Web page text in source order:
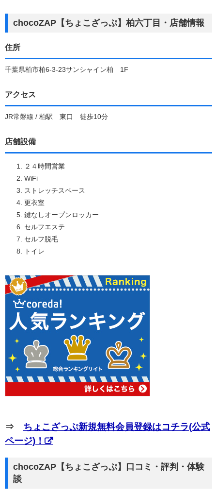
chocoZAP【ちょこざっぷ】柏六丁目・店舗情報
住所
千葉県柏市柏6-3-23サンシャイン柏 1F
アクセス
JR常磐線 / 柏駅 東口 徒歩10分
店舗設備
２４時間営業
WiFi
ストレッチスペース
更衣室
鍵なしオープンロッカー
セルフエステ
セルフ脱毛
トイレ
⇒ ちょこざっぷ新規無料会員登録はコチラ(公式
ページ)！
chocoZAP【ちょこざっぷ】口コミ・評判・体験
談